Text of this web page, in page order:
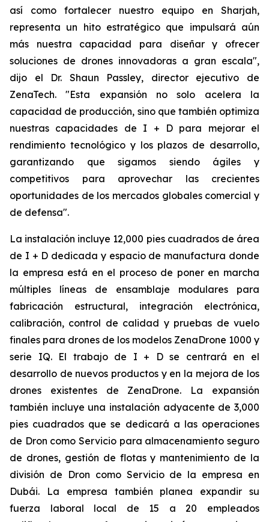
así como fortalecer nuestro equipo en Sharjah,
representa un hito estratégico que impulsará aún
más nuestra capacidad para diseñar y ofrecer
soluciones de drones innovadoras a gran escala",
dijo el Dr. Shaun Passley, director ejecutivo de
ZenaTech. "Esta expansión no solo acelera la
capacidad de producción, sino que también optimiza
nuestras capacidades de I + D para mejorar el
rendimiento tecnológico y los plazos de desarrollo,
garantizando que sigamos siendo ágiles y
competitivos para aprovechar las crecientes
oportunidades de los mercados globales comercial y
de defensa".
La instalación incluye 12,000 pies cuadrados de área
de I + D dedicada y espacio de manufactura donde
la empresa está en el proceso de poner en marcha
múltiples líneas de ensamblaje modulares para
fabricación estructural, integración electrónica,
calibración, control de calidad y pruebas de vuelo
finales para drones de los modelos ZenaDrone 1000 y
serie IQ. El trabajo de I + D se centrará en el
desarrollo de nuevos productos y en la mejora de los
drones existentes de ZenaDrone. La expansión
también incluye una instalación adyacente de 3,000
pies cuadrados que se dedicará a las operaciones
de Dron como Servicio para almacenamiento seguro
de drones, gestión de flotas y mantenimiento de la
división de Dron como Servicio de la empresa en
Dubái. La empresa también planea expandir su
fuerza laboral local de 15 a 20 empleados